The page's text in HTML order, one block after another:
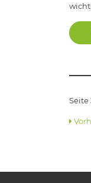
Seite